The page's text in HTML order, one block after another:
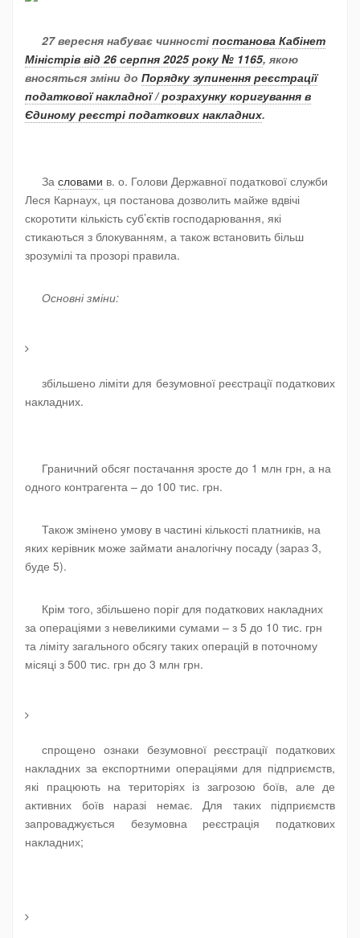
27 вересня набуває чинності постанова Кабінет
Міністрів від 26 серпня 2025 року № 1165, якою
вносяться зміни до Порядку зупинення реєстрації
податкової накладної / розрахунку коригування в
Єдиному реєстрі податкових накладних.
За словами в. о. Голови Державної податкової служби
Леся Карнаух, ця постанова дозволить майже вдвічі
скоротити кількість суб’єктів господарювання, які
стикаються з блокуванням, а також встановить більш
зрозумілі та прозорі правила.
Основні зміни:
збільшено ліміти для безумовної реєстрації податкових
накладних.
Граничний обсяг постачання зросте до 1 млн грн, а на
одного контрагента – до 100 тис. грн.
Також змінено умову в частині кількості платників, на
яких керівник може займати аналогічну посаду (зараз 3,
буде 5).
Крім того, збільшено поріг для податкових накладних
за операціями з невеликими сумами – з 5 до 10 тис. грн
та ліміту загального обсягу таких операцій в поточному
місяці з 500 тис. грн до 3 млн грн.
спрощено ознаки безумовної реєстрації податкових
накладних за експортними операціями для підприємств,
які працюють на територіях із загрозою боїв, але де
активних боїв наразі немає. Для таких підприємств
запроваджується безумовна реєстрація податкових
накладних;